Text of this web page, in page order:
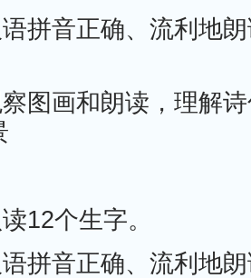
拼音正确、流利地
图画和朗读，理解
12个生字。
拼音正确、流利地